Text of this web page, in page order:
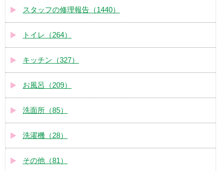
スタッフの修理報告（1440）
トイレ（264）
キッチン（327）
お風呂（209）
洗面所（85）
洗濯機（28）
その他（81）